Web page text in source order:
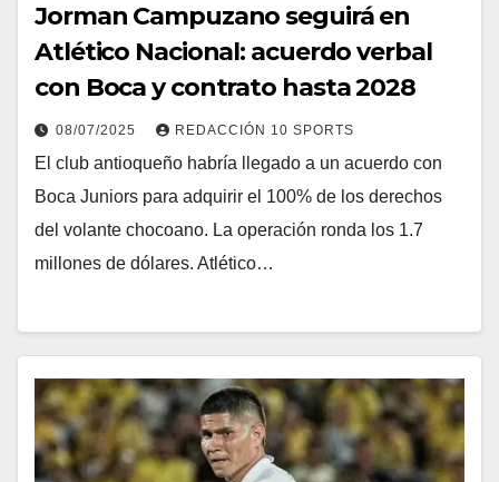
Jorman Campuzano seguirá en
Atlético Nacional: acuerdo verbal
con Boca y contrato hasta 2028
08/07/2025 REDACCIÓN 10 SPORTS
El club antioqueño habría llegado a un acuerdo con
Boca Juniors para adquirir el 100% de los derechos
del volante chocoano. La operación ronda los 1.7
millones de dólares. Atlético…